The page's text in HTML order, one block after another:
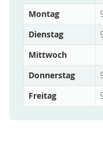
Montag
Dienstag
Mittwoch
Donnerstag
Freitag